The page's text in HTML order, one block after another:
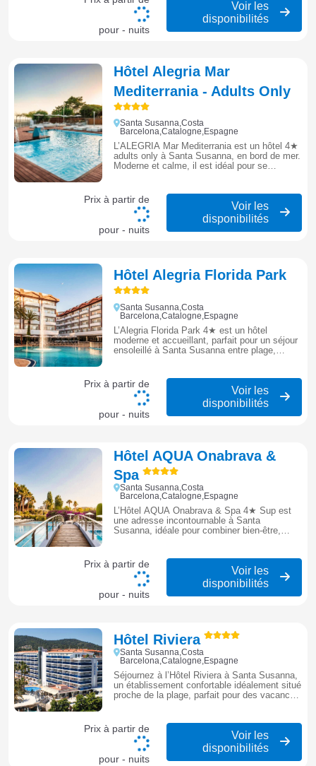
pour - nuits
Voir les
disponibilités
Hôtel Alegria Mar
Mediterrania - Adults Only
Santa Susanna,Costa
Barcelona,Catalogne,Espagne
L’ALEGRIA Mar Mediterrania est un hôtel 4★
adults only à Santa Susanna, en bord de mer.
Moderne et calme, il est idéal pour se
Prix à partir de
pour - nuits
Voir les
disponibilités
Hôtel Alegria Florida Park
Santa Susanna,Costa
Barcelona,Catalogne,Espagne
L’Alegria Florida Park 4★ est un hôtel
moderne et accueillant, parfait pour un séjour
ensoleillé à Santa Susanna entre plage,
Prix à partir de
pour - nuits
Voir les
disponibilités
Hôtel AQUA Onabrava &
Spa
Santa Susanna,Costa
Barcelona,Catalogne,Espagne
L’Hôtel AQUA Onabrava & Spa 4★ Sup est
une adresse incontournable à Santa
Susanna, idéale pour combiner bien-être,
Prix à partir de
pour - nuits
Voir les
disponibilités
Hôtel Riviera
Santa Susanna,Costa
Barcelona,Catalogne,Espagne
Séjournez à l’Hôtel Riviera à Santa Susanna,
un établissement confortable idéalement situé
proche de la plage, parfait pour des vacances
Prix à partir de
pour - nuits
Voir les
disponibilités